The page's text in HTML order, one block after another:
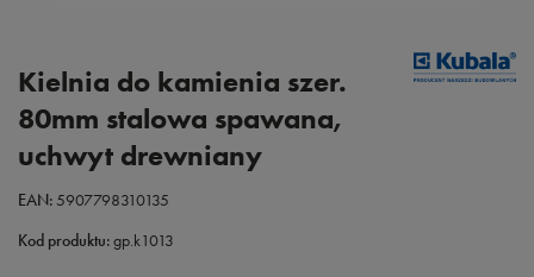
Kielnia do kamienia szer.
80mm stalowa spawana,
uchwyt drewniany
EAN:5907798310135
Kod produktu:gp.k1013